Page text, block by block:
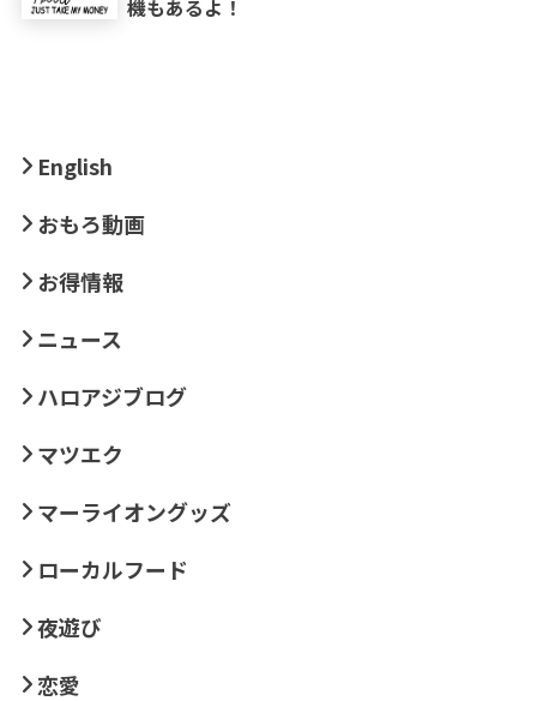
機もあるよ！
English
おもろ動画
お得情報
ニュース
ハロアジブログ
マツエク
マーライオングッズ
ローカルフード
夜遊び
恋愛